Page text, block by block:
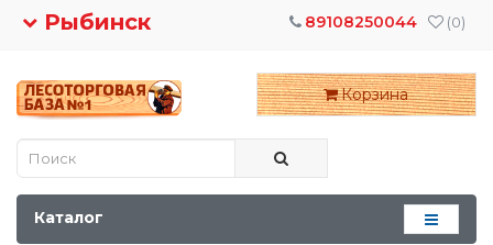
Рыбинск (0)
89108250044
Корзина
Каталог